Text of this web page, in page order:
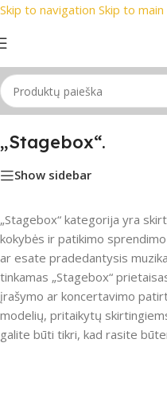
Skip to navigation Skip to
ženklai
Pradžia/PRO Audio/Audio
„Stagebox“.
Show sidebar
„Stagebox“ kategorija yra
kokybės ir patikimo
ar esate pradedantysis
tinkamas „Stagebox“
įrašymo ar koncertavimo
modelių, pritaikytų
galite būti tikri, kad rasite